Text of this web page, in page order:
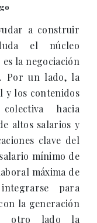
a construir
el núcleo
la negociación
Por un lado, la
y los contenidos
hacia
altos salarios y
clave del
mínimo de
máxima de
para
la generación
otro lado la